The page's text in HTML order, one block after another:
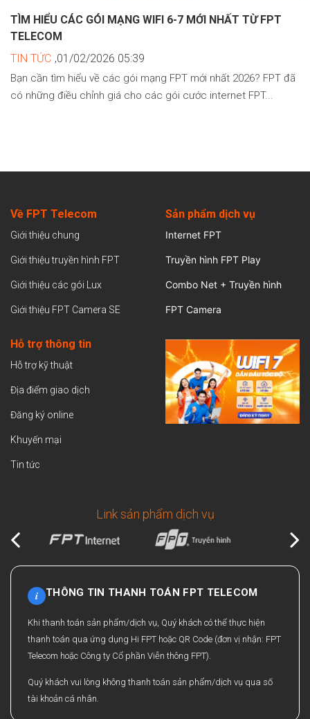
TÌM HIỂU CÁC GÓI MẠNG WIFI 6-7 MỚI NHẤT TỪ FPT
TELECOM
TIN TỨC ,01/02/2026 05:39
Bạn cần tìm hiểu về các gói mạng FPT mới nhất 2026? FPT đã
có những điều chỉnh giá cho các gói cước internet FPT...
Về FPT Telecom
Giới thiệu chung
Giới thiệu truyền hình FPT
Giới thiệu các gói Lux
Giới thiệu FPT Camera SE
Sản phẩm dịch vụ
Internet FPT
Truyền hình FPT Play
Combo Net + Truyền hình
FPT Camera
Hỗ trợ thông tin
Hỗ trợ kỹ thuật
Địa điểm giao dịch
Đăng ký online
Khuyến mại
Tin tức
Link sản phẩm dịch vụ
i THÔNG TIN THANH TOÁN FPT TELECOM
Khi thanh toán sản phẩm/dịch vụ, Quý khách có thể thực hiện
thanh toán qua ứng dụng Hi FPT hoặc QR Code (đơn vị nhận: FPT
Telecom hoặc Công ty Cổ phần Viễn thông FPT).
Quý khách vui lòng không thanh toán sản phẩm/dịch vụ qua số
tài khoản cá nhân.